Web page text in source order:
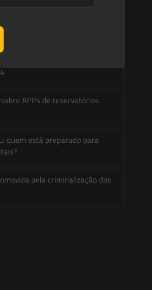
de patrimônio cultural
APPs de reservatórios
quem está preparado para
pela criminalização dos